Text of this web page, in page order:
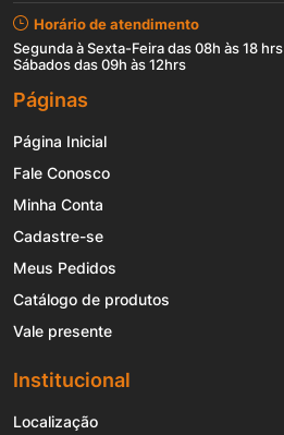
Horário de atendimento
Segunda à Sexta-Feira das 08h às 18 hrs
Sábados das 09h às 12hrs
Páginas
Página Inicial
Fale Conosco
Minha Conta
Cadastre-se
Meus Pedidos
Catálogo de produtos
Vale presente
Institucional
Localização